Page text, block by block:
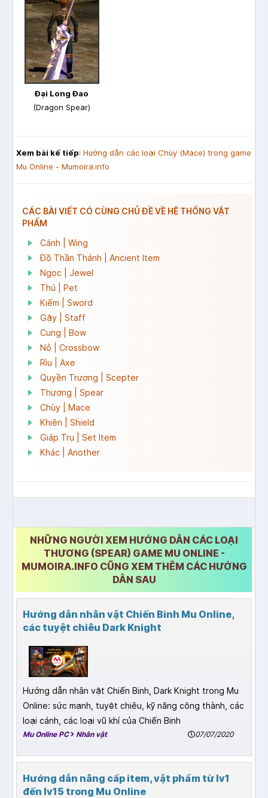
Đại Long Đao
(Dragon Spear)
Xem bài kế tiếp: Hướng dẫn các loại Chùy (Mace) trong game
Mu Online - Mumoira.info
CÁC BÀI VIẾT CÓ CÙNG CHỦ ĐỀ VỀ HỆ THỐNG VẬT
PHẨM
Cánh | Wing
Đồ Thần Thánh | Ancient Item
Ngọc | Jewel
Thú | Pet
Kiếm | Sword
Gậy | Staff
Cung | Bow
Nỏ | Crossbow
Rìu | Axe
Quyền Trượng | Scepter
Thương | Spear
Chùy | Mace
Khiên | Shield
Giáp Trụ | Set Item
Khác | Another
NHỮNG NGƯỜI XEM HƯỚNG DẪN CÁC LOẠI
THƯƠNG (SPEAR) GAME MU ONLINE -
MUMOIRA.INFO CŨNG XEM THÊM CÁC HƯỚNG
DẪN SAU
Hướng dẫn nhân vật Chiến Binh Mu Online,
các tuyệt chiêu Dark Knight
Hướng dẫn nhân vật Chiến Binh, Dark Knight trong Mu
Online: sức mạnh, tuyệt chiêu, kỹ năng công thành, các
loại cánh, các loại vũ khí của Chiến Binh
Mu Online PC Nhân vật 07/07/2020
Hướng dẫn nâng cấp item, vật phẩm từ lv1
đến lv15 trong Mu Online